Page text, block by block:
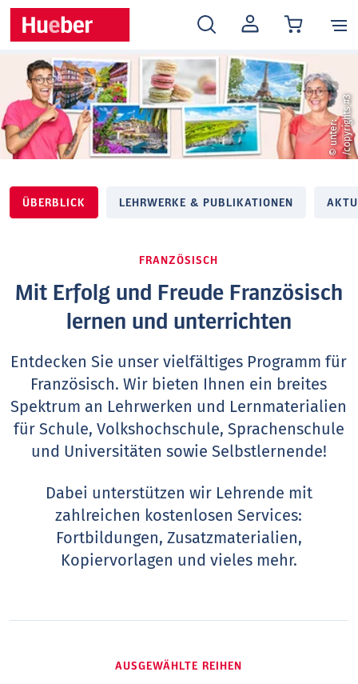
MEIN
KONTO
©
u
n
t
e
r
:
/
c
o
p
y
r
i
g
h
t
s
#3
ÜBERBLICK LEHRWERKE & PUBLIKATIONEN
FRANZÖSISCH
Mit Erfolg und Freude Französisch
lernen und unterrichten
Entdecken Sie unser vielfältiges Programm für
Französisch. Wir bieten Ihnen ein breites
Spektrum an Lehrwerken und Lernmaterialien
für Schule, Volkshochschule, Sprachenschule
und Universitäten sowie Selbstlernende!
Dabei unterstützen wir Lehrende mit
zahlreichen kostenlosen Services:
Fortbildungen, Zusatzmaterialien,
Kopiervorlagen und vieles mehr.
AUSGEWÄHLTE REIHEN